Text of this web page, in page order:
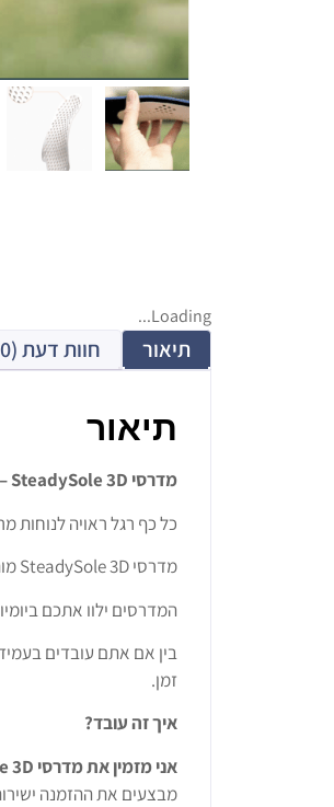
Loading...
תיאור חוות דעת (0)
תיאור
מדרסי SteadySole 3D – לנוחות בהתאמה אישית, יום אחרי יום
כל כף רגל ראויה לנוחות
מדרסי SteadySole 3D מותאמים במיוחד למבנה הייחודי של כפות הרגליים שלכם, בזכות תהליך ייצור בהתאמה אישית בטכנולוגיית הדפסה תלת-ממדית מדויקת במיוחד.
המדרסים ילוו אתכם
זמן.
איך זה עובד?
אני מזמין את מדרסי SteadySole 3D דרך האתר
מבצעים את ההזמנה